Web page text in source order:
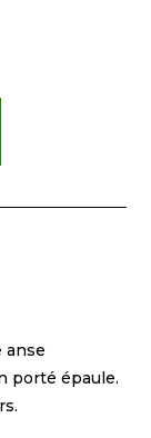
anse
porté épaule.